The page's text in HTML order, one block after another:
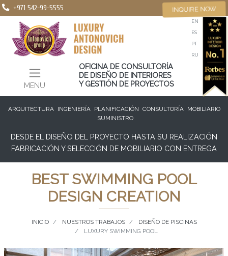
+971 542-99-5555
MENU
EN
ES
PT
RU
OFICINA DE CONSULTORÍA
DE DISEÑO DE INTERIORES
Y GESTIÓN DE PROYECTOS
INQUIRE NOW
ARQUITECTURA INGENIERÍA PLANIFICACIÓN CONSULTORÍA
MOBILIARIO
SUMINISTRO
DESDE EL DISEÑO DEL PROYECTO HASTA SU REALIZACIÓN
FABRICACIÓN Y SELECCIÓN DE MOBILIARIO CON ENTREGA
BEST SWIMMING POOL
DESIGN CREATION
INICIO NUESTROS TRABAJOS
DISEÑO DE PISCINAS
LUXURY SWIMMING POOL